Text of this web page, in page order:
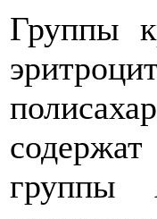
Группы
группы